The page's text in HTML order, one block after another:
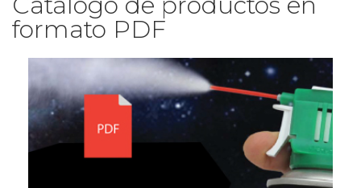
formato PDF